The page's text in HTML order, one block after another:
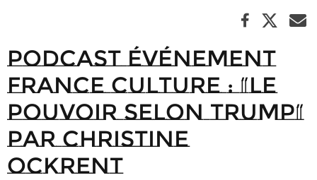
Podcast événement
France Culture : “Le
pouvoir selon Trump”
par Christine
Ockrent